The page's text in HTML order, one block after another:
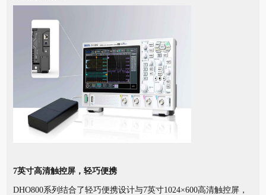
7英寸高清触控屏，轻巧便携
DHO800系列结合了轻巧便携设计与7英寸1024×600高清触控屏，